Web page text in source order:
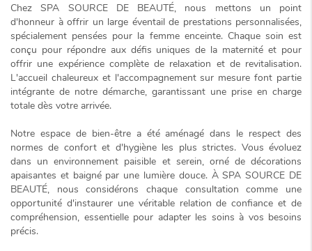
Chez SPA SOURCE DE BEAUTÉ, nous mettons un point
d'honneur à offrir un large éventail de prestations personnalisées,
spécialement pensées pour la femme enceinte. Chaque soin est
conçu pour répondre aux défis uniques de la maternité et pour
offrir une expérience complète de relaxation et de revitalisation.
L'accueil chaleureux et l'accompagnement sur mesure font partie
intégrante de notre démarche, garantissant une prise en charge
totale dès votre arrivée.
Notre espace de bien-être a été aménagé dans le respect des
normes de confort et d'hygiène les plus strictes. Vous évoluez
dans un environnement paisible et serein, orné de décorations
apaisantes et baigné par une lumière douce. À SPA SOURCE DE
BEAUTÉ, nous considérons chaque consultation comme une
opportunité d'instaurer une véritable relation de confiance et de
compréhension, essentielle pour adapter les soins à vos besoins
précis.